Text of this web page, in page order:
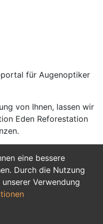
eine bessere
Durch die Nutzung
Verwendung
für Augenoptiker
von Ihnen, lassen wir
Eden Reforestation